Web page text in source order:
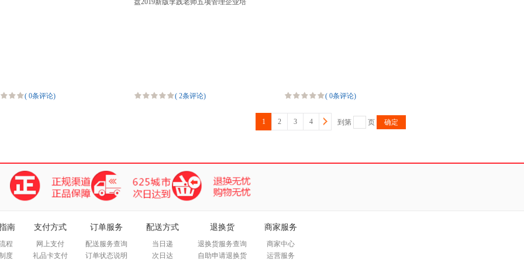
( 0条评论)
盘2019新版李践老师五项管理企业培
( 2条评论) ( 0条评论)
到第 页 确定
1 2 3 4
南
程
度
支付方式
网上支付
礼品卡支付
订单服务
配送服务查询
订单状态说明
配送方式
当日递
次日达
退换货
退换货服务查询
自助申请退换货
商家服务
商家中心
运营服务